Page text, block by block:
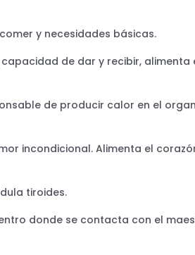
y necesidades básicas.
de dar y recibir, alimenta
de producir calor en el
incondicional. Alimenta el
tiroides.
donde se contacta con el